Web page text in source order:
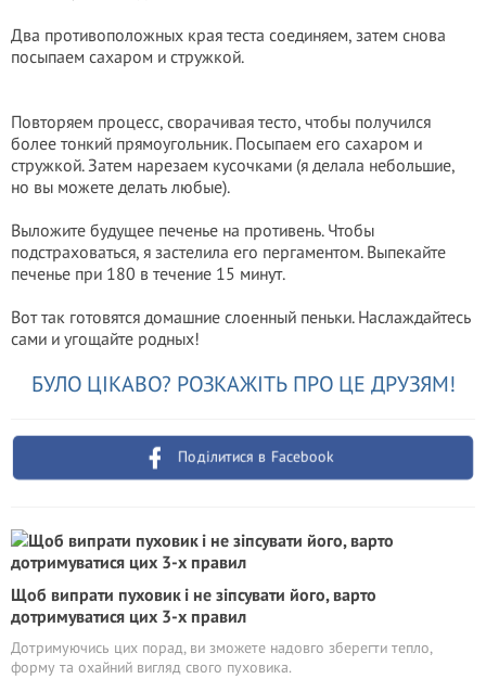
Два противоположных края теста соединяем, затем снова
посыпаем сахаром и стружкой.
Повторяем процесс, сворачивая тесто, чтобы получился
более тонкий прямоугольник. Посыпаем его сахаром и
стружкой. Затем нарезаем кусочками (я делала небольшие,
но вы можете делать любые).
Выложите будущее печенье на противень. Чтобы
подстраховаться, я застелила его пергаментом. Выпекайте
печенье при 180 в течение 15 минут.
Вот так готовятся домашние слоенный пеньки. Наслаждайтесь
сами и угощайте родных!
БУЛО ЦІКАВО? РОЗКАЖІТЬ ПРО ЦЕ ДРУЗЯМ!
Поділитися в Facebook
Щоб випрати пуховик і не зіпсувати його, варто
дотримуватися цих 3-х правил
Дотримуючись цих порад, ви зможете надовго зберегти тепло,
форму та охайний вигляд свого пуховика.